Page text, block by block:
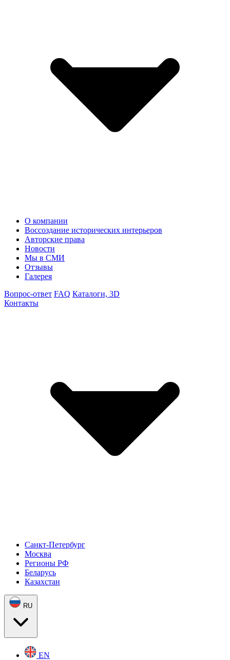
О компании
Воссоздание исторических интерьеров
Авторские права
Новости
Мы в СМИ
Отзывы
Галерея
Вопрос-ответ FAQ Каталоги, 3D
Контакты
Санкт-Петербург
Москва
Регионы РФ
Беларусь
Казахстан
RU
EN